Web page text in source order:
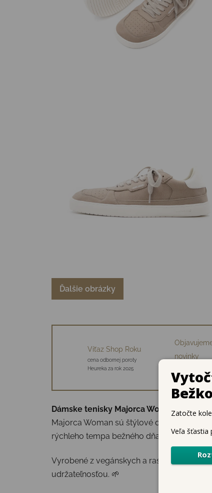
Ďalšie obrázky
Víťaz Shop Roku
cena odbornej poroty
Heureka za rok 2025
novinky
značiek
Dámske tenisky Majorca Woman –
Majorca Woman sú štýlové dámske
rýchleho tempa bežného dňa až po
Vyrobené z vegánskych a rastlinných
udržateľnosťou. 🌱